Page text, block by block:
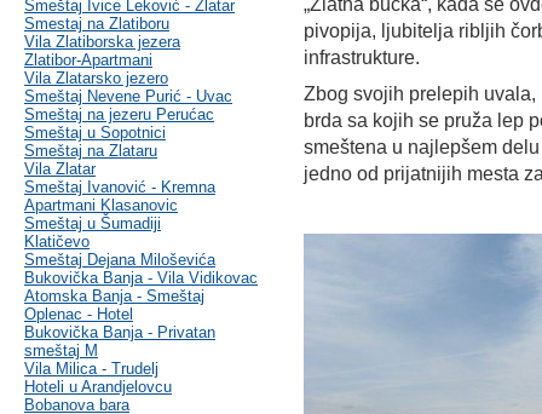
Smeštaj Ivice Leković - Zlatar
Smestaj na Zlatiboru
Vila Zlatiborska jezera
Zlatibor-Apartmani
Vila Zlatarsko jezero
Smeštaj Nevene Purić - Uvac
Smeštaj na jezeru Perućac
Smeštaj u Sopotnici
Smeštaj na Zlataru
Vila Zlatar
Smeštaj Ivanović - Kremna
Apartmani Klasanovic
Smeštaj u Šumadiji
Klatičevo
Smeštaj Dejana Miloševića
Bukovička Banja - Vila Vidikovac
Atomska Banja - Smeštaj
Oplenac - Hotel
Bukovička Banja - Privatan
smeštaj M
Vila Milica - Trudelj
Hoteli u Arandjelovcu
Bobanova bara
„Zlatna bućka“, kada se
pivopija, ljubitelja ribljih
infrastrukture.
Zbog svojih prelepih
brda sa kojih se pruža lep
smeštena u najlepšem
jedno od prijatnijih mesta